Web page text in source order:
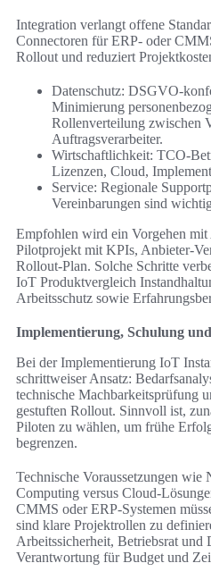
Integration verlangt offene
Connectoren für ERP- oder
Rollout und reduziert
Datenschutz: DSGVO-
Minimierung
Rollenverteilung zwischen
Auftragsverarbeiter.
Wirtschaftlichkeit: TCO-
Lizenzen, Cloud,
Service: Regionale
Vereinbarungen sind
Empfohlen wird ein Vorgehen
Pilotprojekt mit KPIs, Anbieter-
Rollout-Plan. Solche Schritte
IoT Produktvergleich
Arbeitsschutz sowie
Implementierung, Schulung
Bei der Implementierung IoT
schrittweiser Ansatz:
technische Machbarkeitsprüfung
gestuften Rollout. Sinnvoll ist,
Piloten zu wählen, um frühe
begrenzen.
Technische Voraussetzungen wie
Computing versus Cloud-
CMMS oder ERP-Systemen
sind klare Projektrollen zu
Arbeitssicherheit, Betriebsrat und
Verantwortung für Budget und